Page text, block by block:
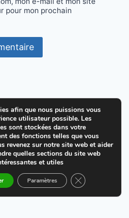
a deux faces. Il en est
contrôle et la Face B :
pas besoin de passer
les sols correctement. Donc,
accord qui nous convenait
cette responsabilité et
autre chose, dans une
anxieux et moi,
être critiquée.
plus fiable possible
pour mon prochain
en Dieu - Thème
WP
Politique de confidentialité
Générales de vente
afin que nous puissions vous
utilisateur possible. Les
sont stockées dans votre
des fonctions telles que vous
revenez sur notre site web et aider
quelles sections du site web
et utiles
Paramètres Fermer la